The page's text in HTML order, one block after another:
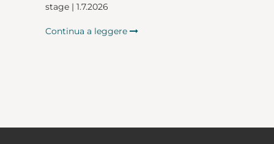
stage | 1.7.2026
Continua a leggere